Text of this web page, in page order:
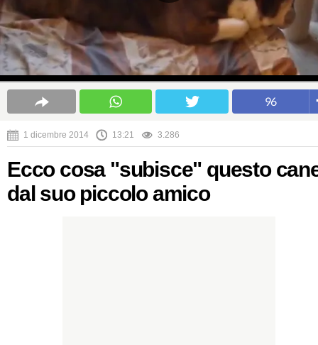
96
1 dicembre 2014 13:21 3.286
Ecco cosa "subisce" questo
dal suo piccolo amico